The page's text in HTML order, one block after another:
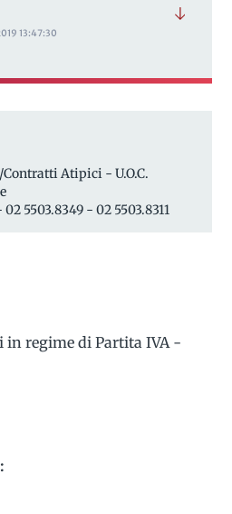
13:47:30
Atipici - U.O.C.
5503.8349 - 02 5503.8311
regime di Partita IVA -